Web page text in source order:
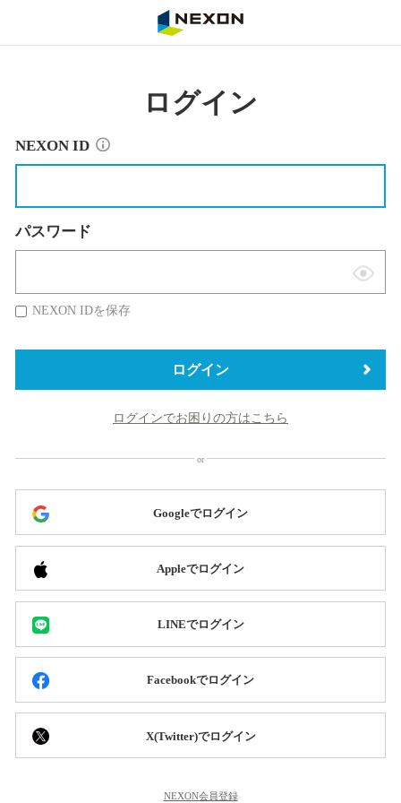
ログイン
NEXON ID
パスワード
表
替
NEXON IDを保存
ログイン
ログインでお困りの方はこちら
Googleでログイン
Appleでログイン
LINEでログイン
Facebookでログイン
X(Twitter)でログイン
NEXON会員登録